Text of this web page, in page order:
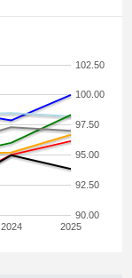
2024 2025
90.00
92.50
95.00
97.50
100.00
102.50